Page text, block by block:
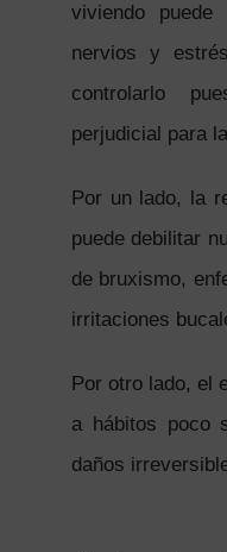
viviendo
nervios y
controlarlo
perjudicial para
Por un lado, la
puede debilitar
de bruxismo,
irritaciones
Por otro lado, el
a hábitos poco
daños